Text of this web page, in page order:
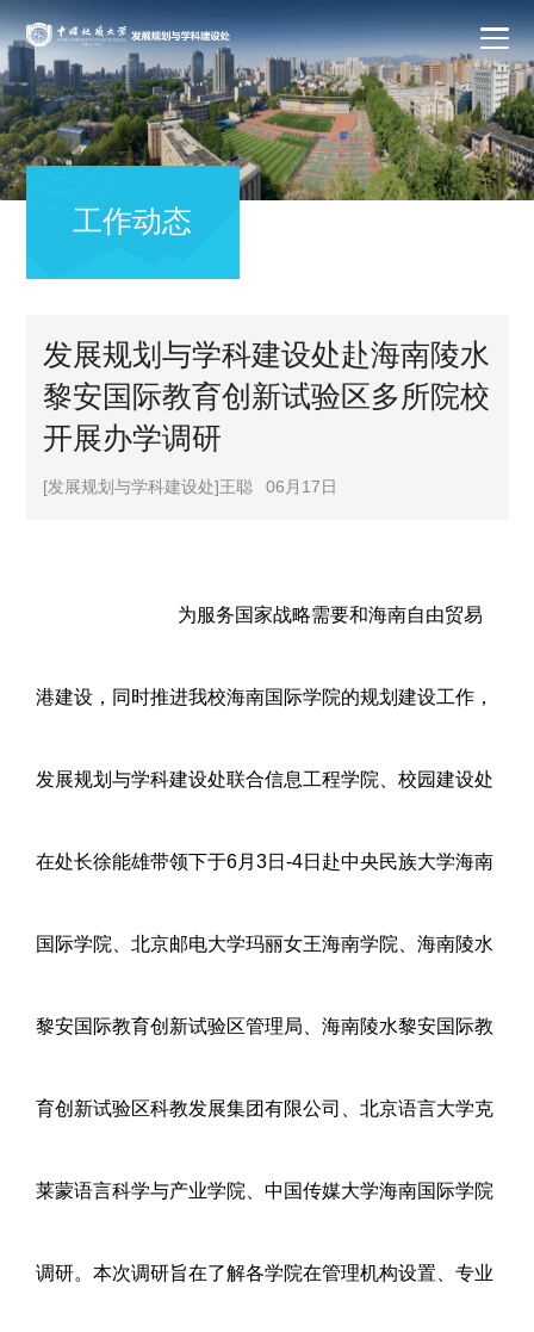
工作动态
发展规划与学科建设处赴海南陵水
黎安国际教育创新试验区多所院校
开展办学调研
[发展规划与学科建设处]王聪 06月17日
为服务国家战略需要和海南自由贸易
港建设，同时推进我校海南国际学院的规划建设工作，
发展规划与学科建设处联合信息工程学院、校园建设处
在处长徐能雄带领下于6月3日-4日赴中央民族大学海南
国际学院、北京邮电大学玛丽女王海南学院、海南陵水
黎安国际教育创新试验区管理局、海南陵水黎安国际教
育创新试验区科教发展集团有限公司、 北京语言大学克
莱蒙语言科学与产业学院 中国传媒大学海南国际学院
调研。本次调研旨在了解各学院在管理机构设置、专业